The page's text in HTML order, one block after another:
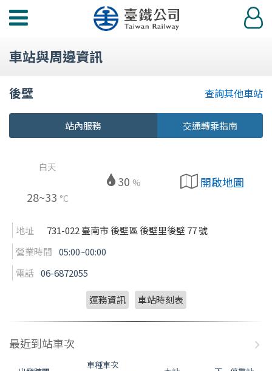
功
選
登
入
車站與周邊資訊
後壁 查詢其他車站
站內服務 交通轉乘指南
白天
28~33 °C
30 % 開啟地圖
地址
731-022 臺南市 後壁區 後壁里後壁 77 號
營業時間 05:00~00:00
電話 06-6872055
運務資訊 車站時刻表
最近到站車次
車種車次